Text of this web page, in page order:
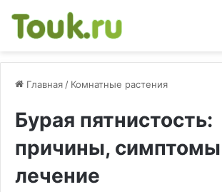
Главная / Комнатные растения
Бурая пятнистость:
причины,
лечение